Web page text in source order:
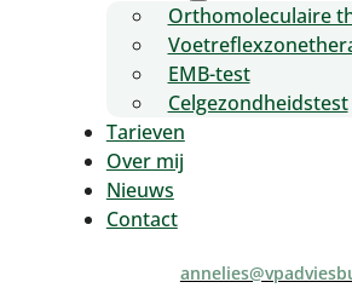
Orthomoleculaire
EMB-test
Celgezondheidstest
Tarieven
Over mij
Nieuws
Contact